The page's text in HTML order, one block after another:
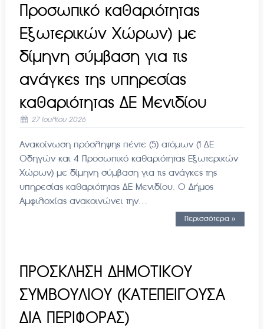
Προσωπικό καθαριότητας
Εξωτερικών Χώρων) με
δίμηνη σύμβαση για τις
ανάγκες της υπηρεσίας
καθαριότητας ΔΕ Μενιδίου
27 Ιουλίου 2026
Ανακοίνωση πρόσληψης πέντε (5) ατόμων (1 ΔΕ
Οδηγών και 4 Προσωπικό καθαριότητας Εξωτερικών
Χώρων) με δίμηνη σύμβαση για τις ανάγκες της
υπηρεσίας καθαριότητας ΔΕ Μενιδίου. Ο Δήμος
Αμφιλοχίας ανακοινώνει την…
Περισσότερα »
ΠΡΟΣΚΛΗΣΗ ΔΗΜΟΤΙΚΟΥ
ΣΥΜΒΟΥΛΙΟΥ (ΚΑΤΕΠΕΙΓΟΥΣΑ
ΔΙΑ ΠΕΡΙΦΟΡΑΣ)